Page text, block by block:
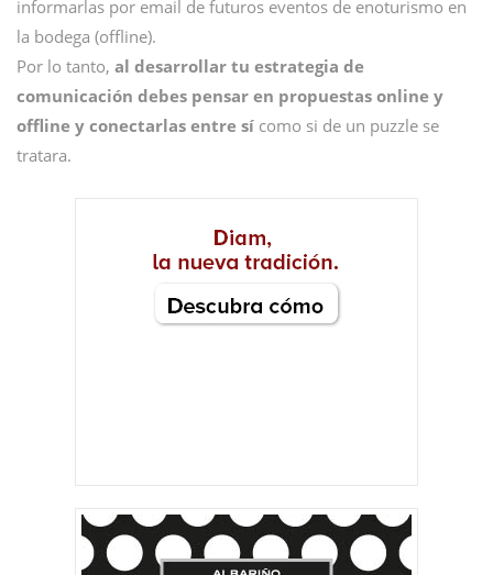
informarlas por email de futuros eventos de enoturismo en
la bodega (offline).
Por lo tanto, al desarrollar tu estrategia de
comunicación debes pensar en propuestas online y
offline y conectarlas entre sí como si de un puzzle se
tratara.